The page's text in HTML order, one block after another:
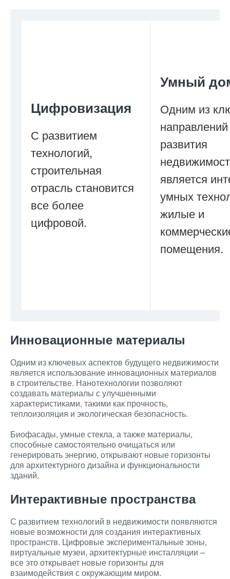
Цифровизация
С развитием
технологий,
строительная
отрасль становится
все более
цифровой.
Умный
Одним из
направлений
развития
является
умных
жилые и
помещения.
Инновационные материалы
Одним из ключевых аспектов будущего недвижимости
является использование инновационных материалов
в строительстве. Нанотехнологии позволяют
создавать материалы с улучшенными
характеристиками, такими как прочность,
теплоизоляция и экологическая безопасность.
Биофасады, умные стекла, а также материалы,
способные самостоятельно очищаться или
генерировать энергию, открывают новые горизонты
для архитектурного дизайна и функциональности
зданий.
Интерактивные пространства
С развитием технологий в недвижимости появляются
новые возможности для создания интерактивных
пространств. Цифровые экспериментальные зоны,
виртуальные музеи, архитектурные инсталляции –
все это открывает новые горизонты для
взаимодействия с окружающим миром.